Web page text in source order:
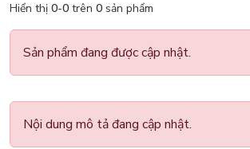
Hiển thị 0-0 trên 0 sản phẩm
Sản phẩm đang được cập nhật.
Nội dung mô tả đang cập nhật.